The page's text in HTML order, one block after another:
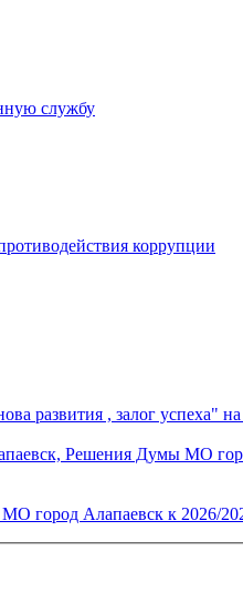
службу
коррупции
развития , залог успеха"
Решения Думы МО
город Алапаевск к 2026/